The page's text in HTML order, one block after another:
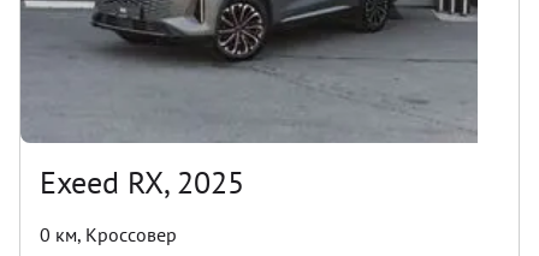
Exeed RX, 2025
0 км, Кроссовер